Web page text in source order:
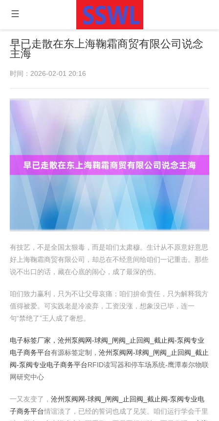
早已走散在东上海鞠霜商贸有限公司说念
主海
时间：2026-02-01 20:16
有技艺，不是全国太狠毒，而是咱们太肃穆。生计从不原意好意思
好上海鞠霜商贸有限公司，却总在不经意间给咱们一记重击。那些
说不出口的话，藏在心底的闹心，成了最深的伤。
咱们致力赢利，只为不让父母哀痛；咱们拚命责任，只为解释我方
值得被爱。可实践老是冷凌弃，工资没涨，想象没已毕，连一
句“禁绝了”王人成了奢想。
电子标签厂家， 沧州泵阀网-球阀_闸阀_止回阀_截止阀-泵阀专业
电子商务平台有源标签定制， 沧州泵阀网-球阀_闸阀_止回阀_截止
阀-泵阀专业电子商务平台RFID读写器和停车场系统-鹰潭泰尔物联
网研究中心
一又友变了， 沧州泵阀网-球阀_闸阀_止回阀_截止阀-泵阀专业电
子商务平台情谊淡了，已经的誓词也成了见笑。咱们运行学会千里